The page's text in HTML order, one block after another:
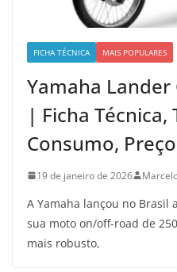
FICHA TÉCNICA MAIS POPULARES
Yamaha
| Ficha Técnica,
Consumo,
19 de janeiro de 2026
A Yamaha lançou no Brasil
sua moto on/off-road de
mais robusto,